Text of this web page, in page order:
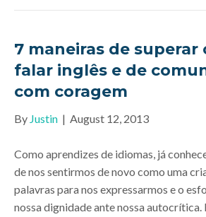
7 maneiras de superar
falar inglês e de
com coragem
By Justin | August 12, 2013
Como aprendizes de idiomas, já
de nos sentirmos de novo como uma
palavras para nos expressarmos e o
nossa dignidade ante nossa